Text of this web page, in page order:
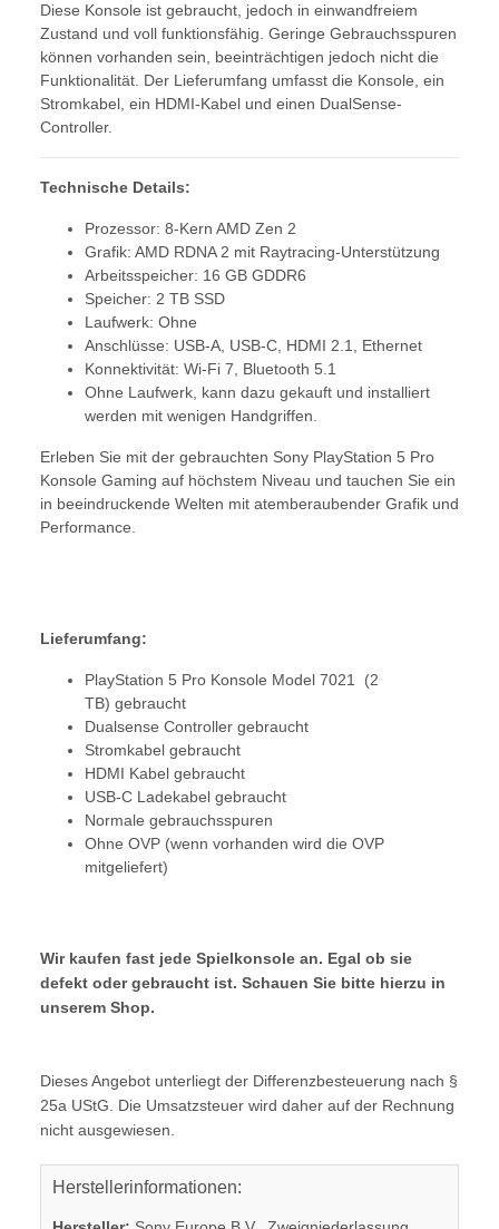
Diese Konsole ist gebraucht, jedoch in einwandfreiem
Zustand und voll funktionsfähig. Geringe Gebrauchsspuren
können vorhanden sein, beeinträchtigen jedoch nicht die
Funktionalität. Der Lieferumfang umfasst die Konsole, ein
Stromkabel, ein HDMI-Kabel und einen DualSense-
Controller.
Technische Details:
Prozessor: 8-Kern AMD Zen 2
Grafik: AMD RDNA 2 mit Raytracing-Unterstützung
Arbeitsspeicher: 16 GB GDDR6
Speicher: 2 TB SSD
Laufwerk: Ohne
Anschlüsse: USB-A, USB-C, HDMI 2.1, Ethernet
Konnektivität: Wi-Fi 7, Bluetooth 5.1
Ohne Laufwerk, kann dazu gekauft und installiert
werden mit wenigen Handgriffen.
Erleben Sie mit der gebrauchten Sony PlayStation 5 Pro
Konsole Gaming auf höchstem Niveau und tauchen Sie ein
in beeindruckende Welten mit atemberaubender Grafik und
Performance.
Lieferumfang:
PlayStation 5 Pro Konsole Model 7021 (2
TB) gebraucht
Dualsense Controller gebraucht
Stromkabel gebraucht
HDMI Kabel gebraucht
USB-C Ladekabel gebraucht
Normale gebrauchsspuren
Ohne OVP (wenn vorhanden wird die OVP
mitgeliefert)
Wir kaufen fast jede Spielkonsole an. Egal ob sie
defekt oder gebraucht ist. Schauen Sie bitte hierzu in
unserem Shop.
Dieses Angebot unterliegt der Differenzbesteuerung nach §
25a UStG. Die Umsatzsteuer wird daher auf der Rechnung
nicht ausgewiesen.
Herstellerinformationen: